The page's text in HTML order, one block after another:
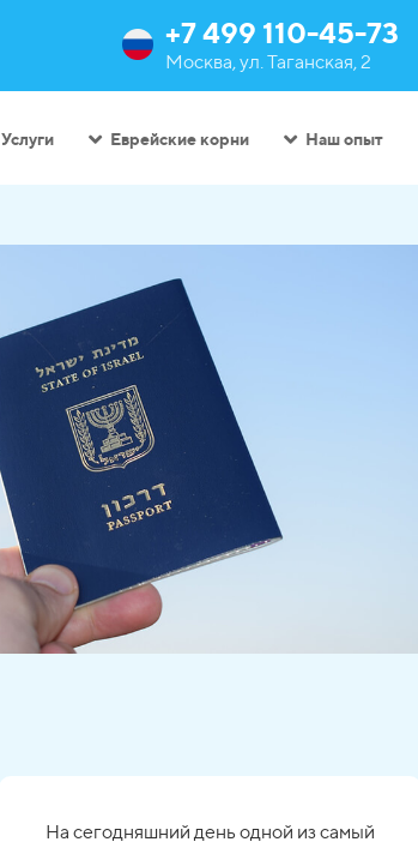
+7 499 110-45-73
Москва, ул. Таганская, 2
Услуги Еврейские корни Наш опыт
На сегодняшний день одной из самый